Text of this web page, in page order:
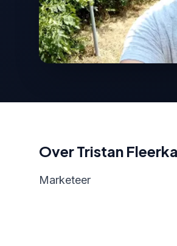
Over Tristan
Marketeer